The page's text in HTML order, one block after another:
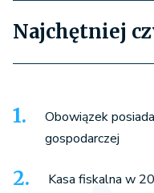
Najchętniej
Obowiązek
gospodarczej
Kasa fiskalna w